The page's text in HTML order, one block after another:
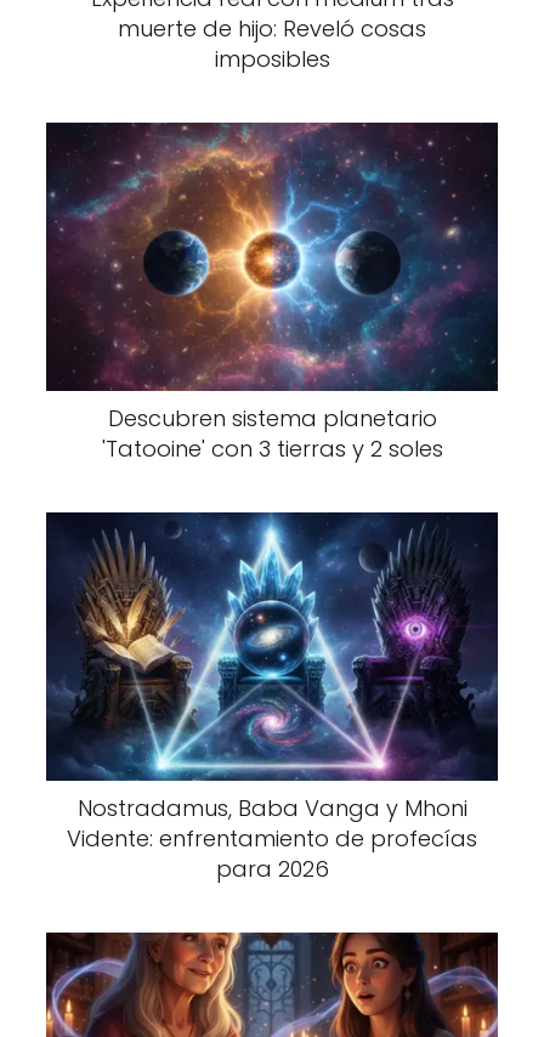
muerte de hijo: Reveló cosas
imposibles
Descubren sistema planetario
'Tatooine' con 3 tierras y 2 soles
Nostradamus, Baba Vanga y Mhoni
Vidente: enfrentamiento de profecías
para 2026